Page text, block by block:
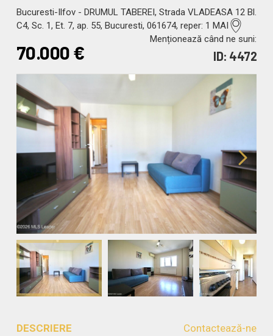
Bucuresti-Ilfov - DRUMUL TABEREI, Strada VLADEASA 12 Bl.
C4, Sc. 1, Et. 7, ap. 55, Bucuresti, 061674, reper: 1 MAI
Menționează când ne suni:
70.000€ ID: 4472
DESCRIERE Contactează-ne